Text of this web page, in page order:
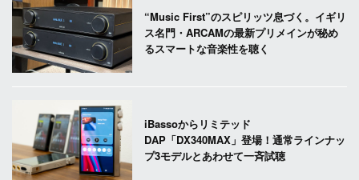
“Music First”のスピリッツ息づく。イギリ
ス名門・ARCAMの最新プリメインが秘め
るスマートな音楽性を聴く
iBassoからリミテッド
DAP「DX340MAX」登場！通常ラインナッ
プ3モデルとあわせて一斉試聴